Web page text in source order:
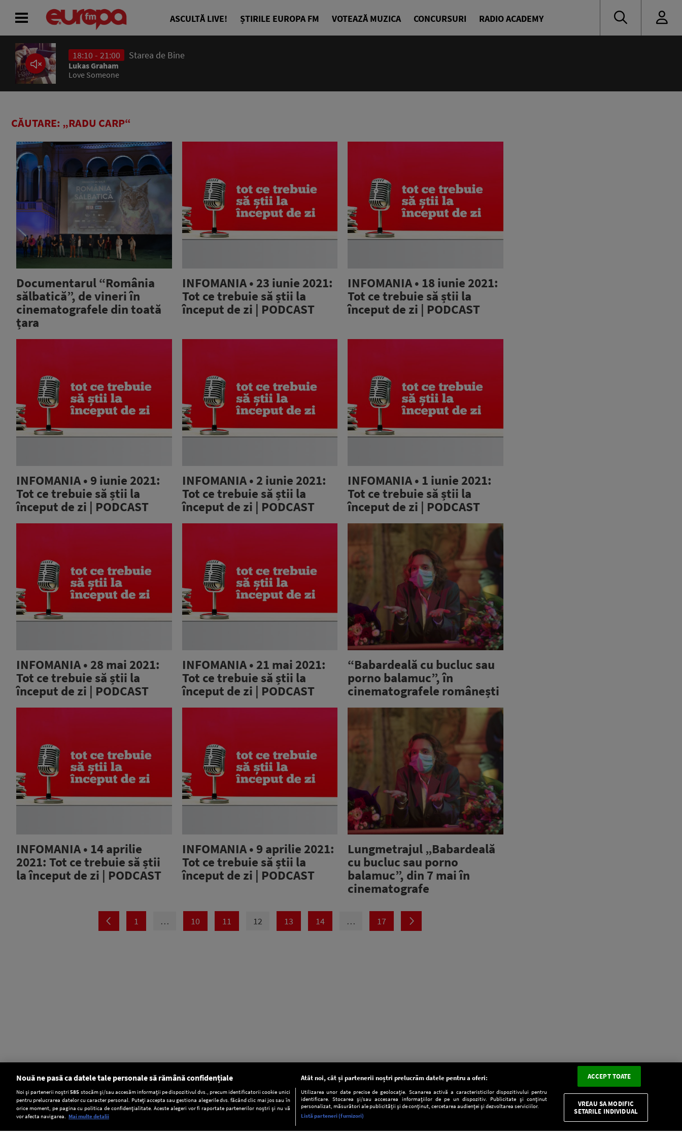
CONFIDENŢIALITATE
ASCULTĂ LIVE! ȘTIRILE EUROPA FM VOTEAZĂ MUZICA CONCURSURI RADIO ACADEMY
18:10 - 21:00 Starea de Bine
Lukas Graham
Love Someone
CĂUTARE: „RADU CARP“
Documentarul “România
sălbatică”, de vineri în
cinematografele din toată
țara
INFOMANIA • 23 iunie 2021:
Tot ce trebuie să știi la
început de zi | PODCAST
INFOMANIA • 18 iunie 2021:
Tot ce trebuie să știi la
început de zi | PODCAST
INFOMANIA • 9 iunie 2021:
Tot ce trebuie să știi la
început de zi | PODCAST
INFOMANIA • 2 iunie 2021:
Tot ce trebuie să știi la
început de zi | PODCAST
INFOMANIA • 1 iunie 2021:
Tot ce trebuie să știi la
început de zi | PODCAST
INFOMANIA • 28 mai 2021:
Tot ce trebuie să știi la
început de zi | PODCAST
INFOMANIA • 21 mai 2021:
Tot ce trebuie să știi la
început de zi | PODCAST
“Babardeală cu bucluc sau
porno balamuc”, în
cinematografele românești
INFOMANIA • 14 aprilie
2021: Tot ce trebuie să știi
la început de zi | PODCAST
INFOMANIA • 9 aprilie 2021:
Tot ce trebuie să știi la
început de zi | PODCAST
Lungmetrajul „Babardeală
cu bucluc sau porno
balamuc”, din 7 mai în
cinematografe
1 … 10 11 12 13 14 … 17
ACASĂ
ȘTIRI
CONCURSURI
PODCAST
ASCULTĂ LIVE
Setări:
Dark Mode
Nouă ne pasă ca datele tale personale să rămână confidențiale
Noi și partenerii noștri585 stocăm și/sau accesăm informații pe dispozitivul dvs., precum identificatorii cookie unici
pentru prelucrarea datelor cu caracter personal. Puteți accepta sau gestiona alegerile dvs. făcând clic mai jos sau în
orice moment, pe pagina cu politica de confidențialitate. Aceste alegeri vor fi raportate partenerilor noștri și nu vă
vor afecta navigarea. Mai multe detalii
Atât noi, cât și partenerii noștri prelucrăm datele pentru a oferi:
Utilizarea unor date precise de geolocație. Scanarea activă a caracteristicilor dispozitivului pentru
identificare. Stocarea și/sau accesarea informațiilor de pe un dispozitiv. Publicitate și conținut
personalizat, măsurători ale publicității și de conținut, cercetarea audienței și dezvoltarea serviciilor.
Listă parteneri (furnizori)
ACCEPT TOATE
VREAU SA MODIFIC
SETARILE INDIVIDUAL